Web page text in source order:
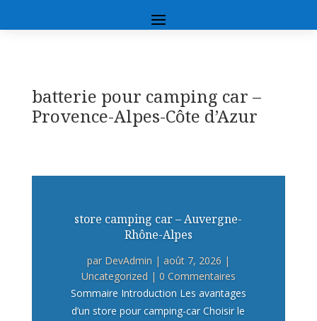
batterie pour camping car –
Provence-Alpes-Côte d’Azur
store camping car – Auvergne-
Rhône-Alpes
par DevAdmin | août 7, 2026 |
Uncategorized | 0 Commentaires
Sommaire Introduction Les avantages
d’un store pour camping-car Choisir le